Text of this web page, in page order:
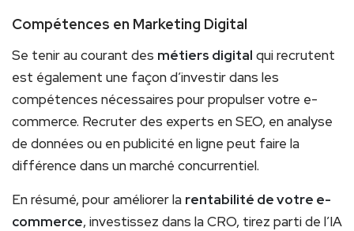
Compétences en Marketing Digital
Se tenir au courant des métiers digital qui recrutent
est également une façon d’investir dans les
compétences nécessaires pour propulser votre e-
commerce. Recruter des experts en SEO, en analyse
de données ou en publicité en ligne peut faire la
différence dans un marché concurrentiel.
En résumé, pour améliorer la rentabilité de votre e-
commerce, investissez dans la CRO, tirez parti de l’IA